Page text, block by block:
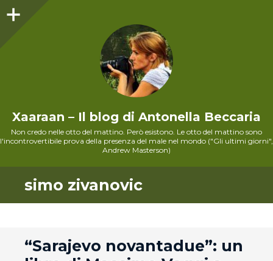
Xaaraan – Il blog di Antonella Beccaria
Non credo nelle otto del mattino. Però esistono. Le otto del mattino sono
l'incontrovertibile prova della presenza del male nel mondo ("Gli ultimi giorni",
Andrew Masterson)
simo zivanovic
“Sarajevo novantadue”: un